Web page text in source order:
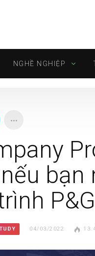
NGHỀ NGHIỆP
04/03/2022